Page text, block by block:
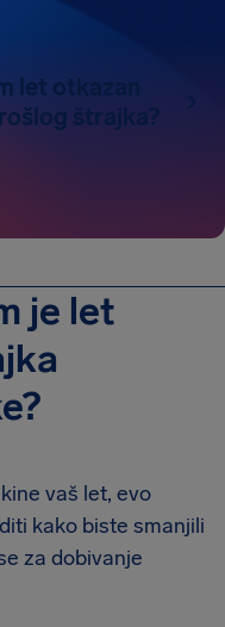
let otkazan
štrajka?
je let
vaš let, evo
kako biste smanjili
za dobivanje